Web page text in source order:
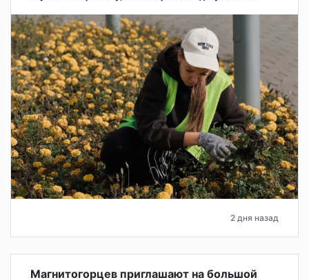
2 дня назад
Магнитогорцев приглашают на большой